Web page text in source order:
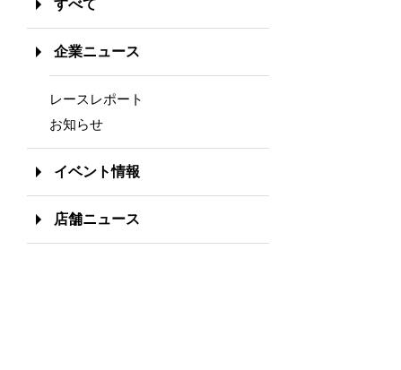
すべて
企業ニュース
レースレポート
お知らせ
イベント情報
店舗ニュース